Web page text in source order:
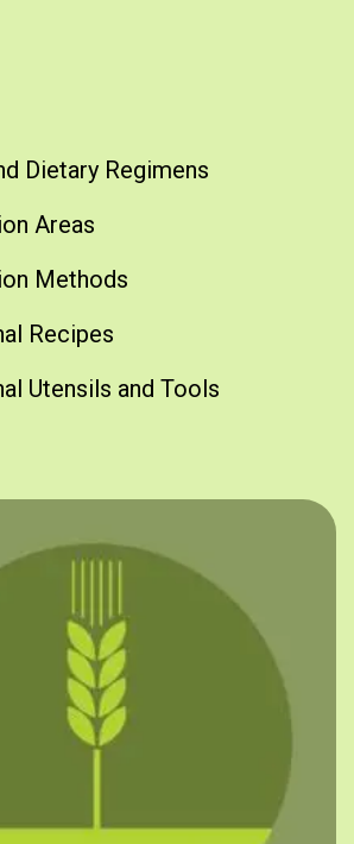
Dietary Regimens
Areas
Methods
Recipes
Utensils and Tools